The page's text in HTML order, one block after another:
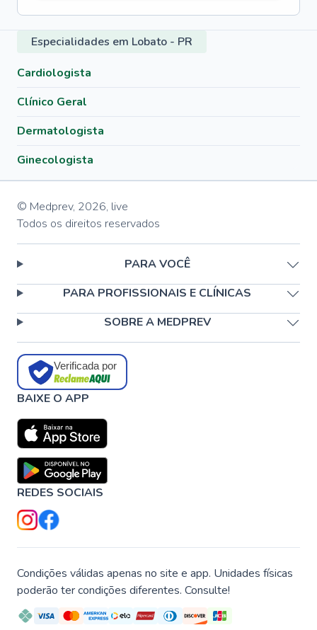
Especialidades em Lobato - PR
Cardiologista
Clínico Geral
Dermatologista
Ginecologista
© Medprev, 2026, live
Todos os direitos reservados
PARA VOCÊ
PARA PROFISSIONAIS E CLÍNICAS
SOBRE A MEDPREV
Verificada por
BAIXE O APP
REDES SOCIAIS
Condições válidas apenas no site e app. Unidades físicas
poderão ter condições diferentes. Consulte!